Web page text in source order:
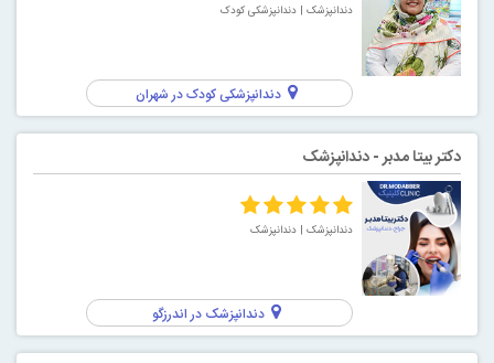
دندانپزشک | دندانپزشکی کودک
دندانپزشکی کودک در شهران
دکتر بیتا مدبر - دندانپزشک
دندانپزشک | دندانپزشک
دندانپزشک در اندرزگو